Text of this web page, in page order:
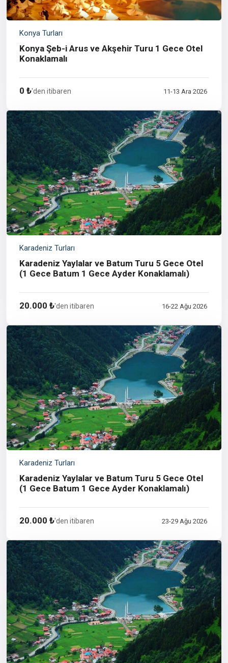
Konya Turları
Konya Şeb-i Arus ve Akşehir Turu 1 Gece Otel
Konaklamalı
0 ₺'den itibaren 11-13 Ara 2026
Karadeniz Turları
Karadeniz Yaylalar ve Batum Turu 5 Gece Otel
(1 Gece Batum 1 Gece Ayder Konaklamalı)
20.000 ₺'den itibaren 16-22 Ağu 2026
Karadeniz Turları
Karadeniz Yaylalar ve Batum Turu 5 Gece Otel
(1 Gece Batum 1 Gece Ayder Konaklamalı)
20.000 ₺'den itibaren 23-29 Ağu 2026